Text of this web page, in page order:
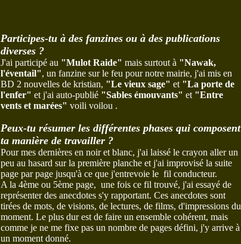
Participes-tu à des fanzines ou à des publications
diverses ?
J'ai participé au "Mulot Raide" mais surtout à "Nawak,
l'éventail", un fanzine sur le feu pour notre mairie, j'ai mis en
BD 2 nouvelles de kristian, "Le vieux sage" et "La porte de
l'enfer" et j'ai auto-publié "Sables émouvants" et "Entre
vents et marées" voili voilou .
Peux-tu résumer les différentes phases qui composent
ta manière de travailler ?
Pour mes dernières en noir et blanc, j'ai laissé le crayon aller un
peu au hasard sur la première planche et j'ai improvisé la suite
page par page jusqu'à ce que j'entrevoie le fil conducteur.
A la 4ème ou 5ème page, une fois ce fil trouvé, j'ai essayé de
représenter des anecdotes s'y rapportant. Ces anecdotes sont
tirées de mots, de visions, de lectures, de films, d'impressions du
moment. Le plus dur est de faire un ensemble cohérent, mais
comme je ne me fixe pas un nombre de pages défini, j'y arrive à
un moment donné.